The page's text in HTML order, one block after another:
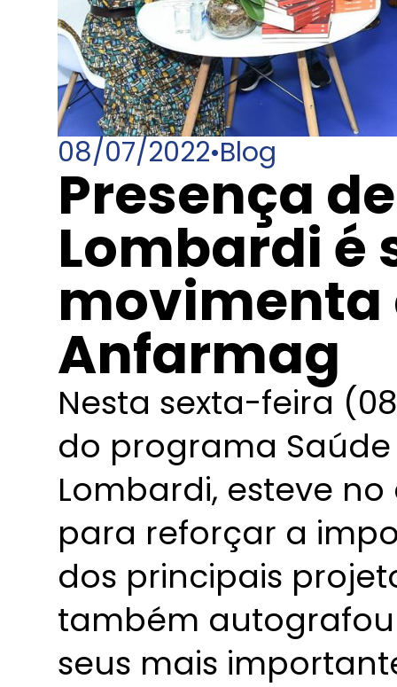
08/07/2022•Blog
Presença
Lombardi é
movimenta
Anfarmag
Nesta sexta-feira
do programa
Lombardi, esteve
para reforçar a
dos principais
também
seus mais